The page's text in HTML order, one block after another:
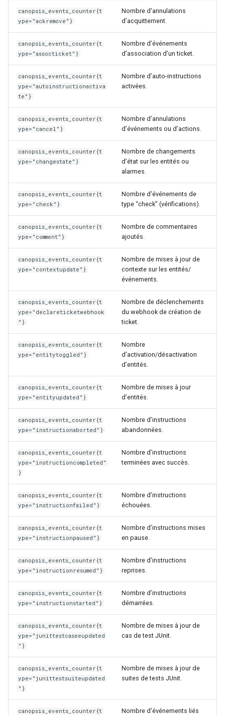
canopsis_events_counter{t
ype="ackremove"}
Nombre d’annulations
d’acquittement.
canopsis_events_counter{t
ype="assocticket"}
Nombre d’événements
d’association d’un ticket.
canopsis_events_counter{t
ype="autoinstructionactiva
te"}
Nombre d’auto-instructions
activées.
canopsis_events_counter{t
ype="cancel"}
Nombre d’annulations
d’événements ou d’actions.
canopsis_events_counter{t
ype="changestate"}
Nombre de changements
d’état sur les entités ou
alarmes.
canopsis_events_counter{t
ype="check"}
Nombre d’événements de
type “check” (vérifications).
canopsis_events_counter{t
ype="comment"}
Nombre de commentaires
ajoutés.
canopsis_events_counter{t
ype="contextupdate"}
Nombre de mises à jour de
contexte sur les entités/
événements.
canopsis_events_counter{t
ype="declareticketwebhook
"}
Nombre de déclenchements
du webhook de création de
ticket.
canopsis_events_counter{t
ype="entitytoggled"}
Nombre
d’activation/désactivation
d’entités.
canopsis_events_counter{t
ype="entityupdated"}
Nombre de mises à jour
d’entités.
canopsis_events_counter{t
ype="instructionaborted"}
Nombre d’instructions
abandonnées.
canopsis_events_counter{t
ype="instructioncompleted"
}
Nombre d’instructions
terminées avec succès.
canopsis_events_counter{t
ype="instructionfailed"}
Nombre d’instructions
échouées.
canopsis_events_counter{t
ype="instructionpaused"}
Nombre d’instructions mises
en pause.
canopsis_events_counter{t
ype="instructionresumed"}
Nombre d’instructions
reprises.
canopsis_events_counter{t
ype="instructionstarted"}
Nombre d’instructions
démarrées.
canopsis_events_counter{t
ype="junittestcaseeupdated
"}
Nombre de mises à jour de
cas de test JUnit.
canopsis_events_counter{t
ype="junittestsuiteupdated
"}
Nombre de mises à jour de
suites de tests JUnit.
canopsis_events_counter{t Nombre d’événements liés